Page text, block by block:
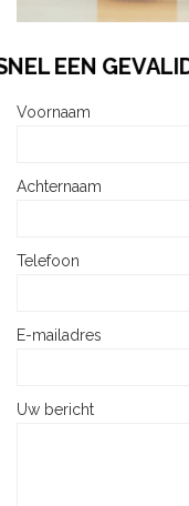
SNEL EEN
Voornaam
Achternaam
Telefoon
E-mailadres
Uw bericht